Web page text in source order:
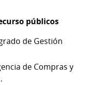
públicos
de Gestión
de Compras y